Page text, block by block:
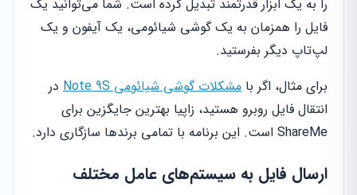
را به یک ابزار قدرتمند تبدیل کرده است. شما می‌توانید یک
فایل را همزمان به یک گوشی شیائومی، یک آیفون و یک
لپ‌تاپ دیگر بفرستید.
برای مثال، اگر با مشکلات گوشی شیائومی Note 9S
در
انتقال فایل روبرو هستید، زاپیا بهترین جایگزین برای
ShareMe است. این برنامه با تمامی برندها سازگاری دارد.
ارسال فایل به سیستم‌های عامل مختلف